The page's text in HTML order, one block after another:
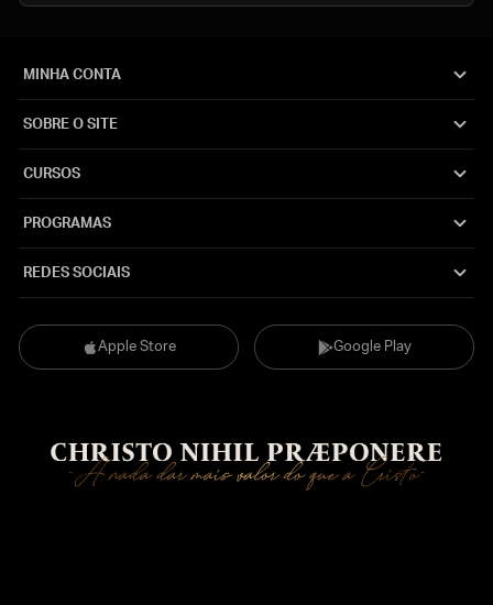
Apple Store Google Play
MINHA CONTA
SOBRE O SITE
CURSOS
PROGRAMAS
REDES SOCIAIS